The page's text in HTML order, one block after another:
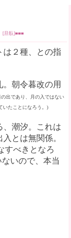
[旦倝]■■■
は２種、との指
。朝令暮改の用
出であり、月の入ではない
いたことになろう。)
潮汐。これは
とは無関係。
すべきとなろ
いので、本当